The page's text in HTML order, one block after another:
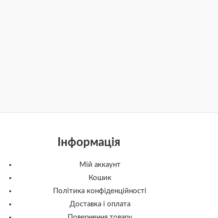
Інформація
Мій аккаунт
Кошик
Політика конфіденційності
Доставка і оплата